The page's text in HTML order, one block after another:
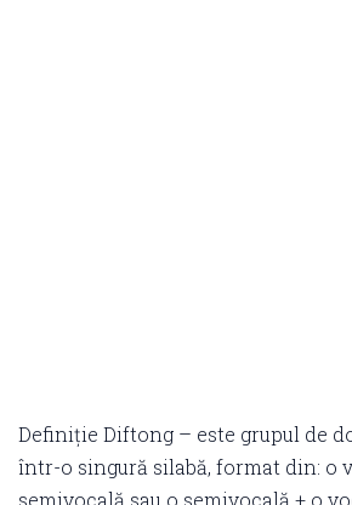
Definiție Diftong – este grupul de
într-o singură silabă, format din: o
semivocală sau o semivocală + o